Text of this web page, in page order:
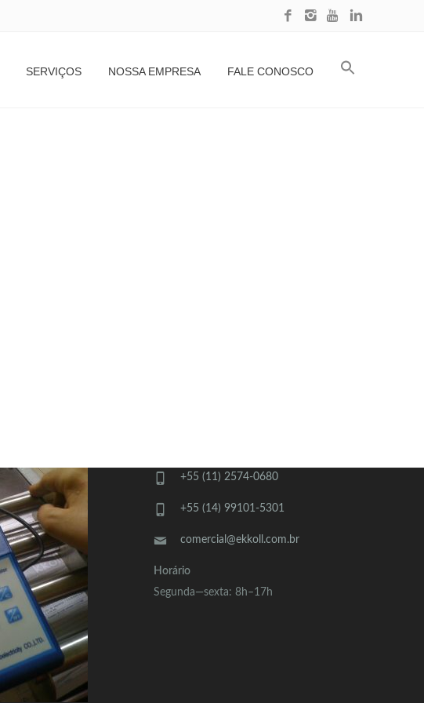
SERVIÇOS NOSSA EMPRESA FALE CONOSCO
+55 (11) 2574-0680
+55 (14) 99101-5301
comercial@ekkoll.com.br
Horário
Segunda—sexta: 8h–17h